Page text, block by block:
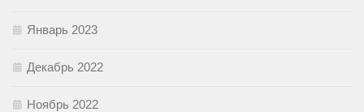
Январь 2023
Декабрь 2022
Ноябрь 2022